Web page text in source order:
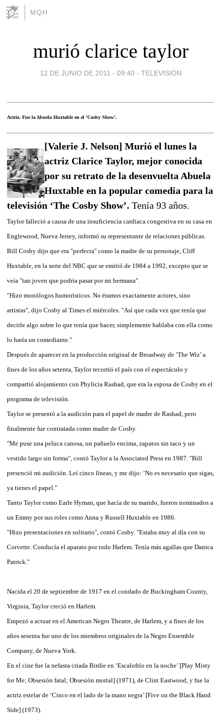
MQH
murió clarice taylor
12 DE JUNIO DE 2011 - 09:40 - TELEVISIÓN
Actriz. Fue la Abuela Huxtable en el ‘Cosby Show’.
[Valerie J. Nelson] Murió el lunes la
actriz Clarice Taylor, mejor conocida
por su retrato de la desenvuelta Abuela
Huxtable en la popular comedia para la
televisión ‘The Cosby Show’. Tenía 93 años.
Taylor falleció a causa de una insuficiencia cardiaca congestiva en su casa en
Englewood, Nueva Jersey, informó su representante de relaciones públicas.
Bill Cosby dijo que era "perfecta" como la madre de su personaje, Cliff
Huxtable, en la serie del NBC que se emitió de 1984 a 1992, excepto que se
veía "tan joven que podría pasar por mi hermana".
"Hizo monólogos humorísticos. No éramos exactamente actores, sino
artistas", dijo Cosby al Times el miércoles. "Así que cada vez que tenía que
decirle algo sobre lo que tenía que hacer, simplemente hablaba con ella como
lo haría un comediante."
Después de aparecer en la producción original de Broadway de ‘The Wiz’ a
fines de los años setenta, Taylor recorrió el país con el espectáculo y
compartió alojamiento con Phylicia Rashad, que era la esposa de Cosby en el
programa de televisión.
Taylor se presentó a la audición para el papel de madre de Rashad, pero
finalmente fue contratada como madre de Cosby.
"Me puse una peluca canosa, un pañuelo encima, zapatos sin taco y un
vestido largo sin forma", contó Taylor a la Associated Press en 1987. "Bill
presenció mi audición. Leí cinco líneas, y me dijo: ‘No es necesario que sigas,
ya tienes el papel."
Tanto Taylor como Earle Hyman, que hacía de su marido, fueron nominados a
un Emmy por sus roles como Anna y Russell Huxtable en 1986.
"Hizo presentaciones en solitario", contó Cosby. "Estaba muy al día con su
Corvette. Conducía el aparato por todo Harlem. Tenía más agallas que Danica
Patrick."
Nacida el 20 de septiembre de 1917 en el condado de Buckingham County,
Virginia, Taylor creció en Harlem.
Empezó a actuar en el American Negro Theatre, de Harlem, y a fines de los
años sesenta fue uno de los miembros originales de la Negro Ensemble
Company, de Nueva York.
En el cine fue la nefasta criada Birdie en ‘Escalofrío en la noche’ [Play Misty
for Me; Obsesión fatal; Obsesión mortal] (1971), de Clint Eastwood, y fue la
actriz estelar de ‘Cinco en el lado de la mano negra’ [Five on the Black Hand
Side] (1973).